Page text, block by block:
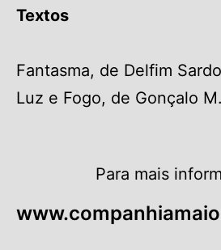
Textos
Fantasma, de Delfim
Luz e Fogo, de Gonçalo
Para mais